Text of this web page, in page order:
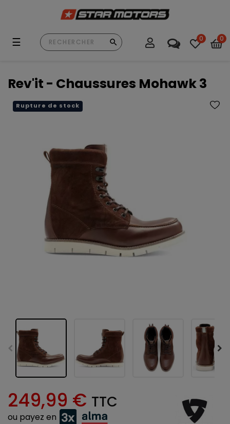
Basculer
☰ 0 0
Rev'it - Chaussures Mohawk 3
Rupture de stock
249,99 € TTC
ou payez en